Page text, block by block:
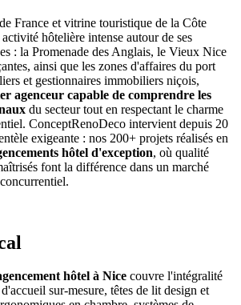
France et vitrine touristique de la Côte
hôtelière intense autour de ses
: la Promenade des Anglais, le Vieux Nice
ainsi que les zones d'affaires du port
et gestionnaires immobiliers niçois,
agenceur capable de comprendre les
du secteur tout en respectant le charme
ConceptRenoDeco intervient depuis 20
exigeante : nos 200+ projets réalisés en
hôtel d'exception, où qualité
font la différence dans un marché
hôtel à Nice couvre l'intégralité
sur-mesure, têtes de lit design et